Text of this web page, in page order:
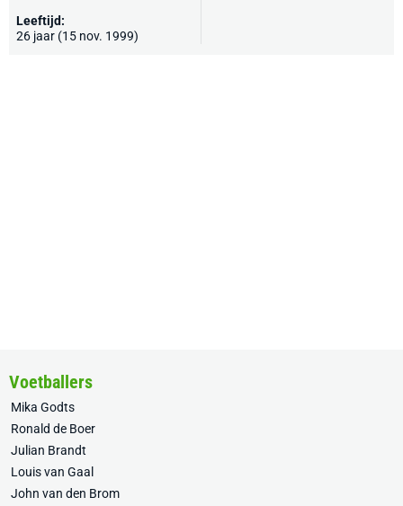
Leeftijd:
26 jaar (15 nov. 1999)
Voetballers
Mika Godts
Ronald de Boer
Julian Brandt
Louis van Gaal
John van den Brom